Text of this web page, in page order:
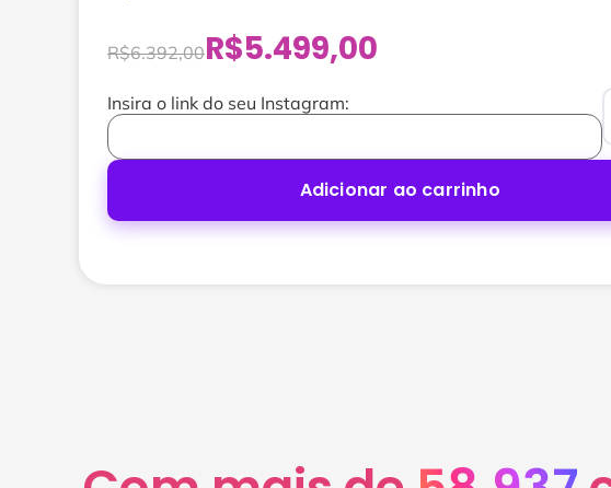
R$6.392,00R$5.499,00
Insira o link do seu Instagram:
Adicionar ao carrinho